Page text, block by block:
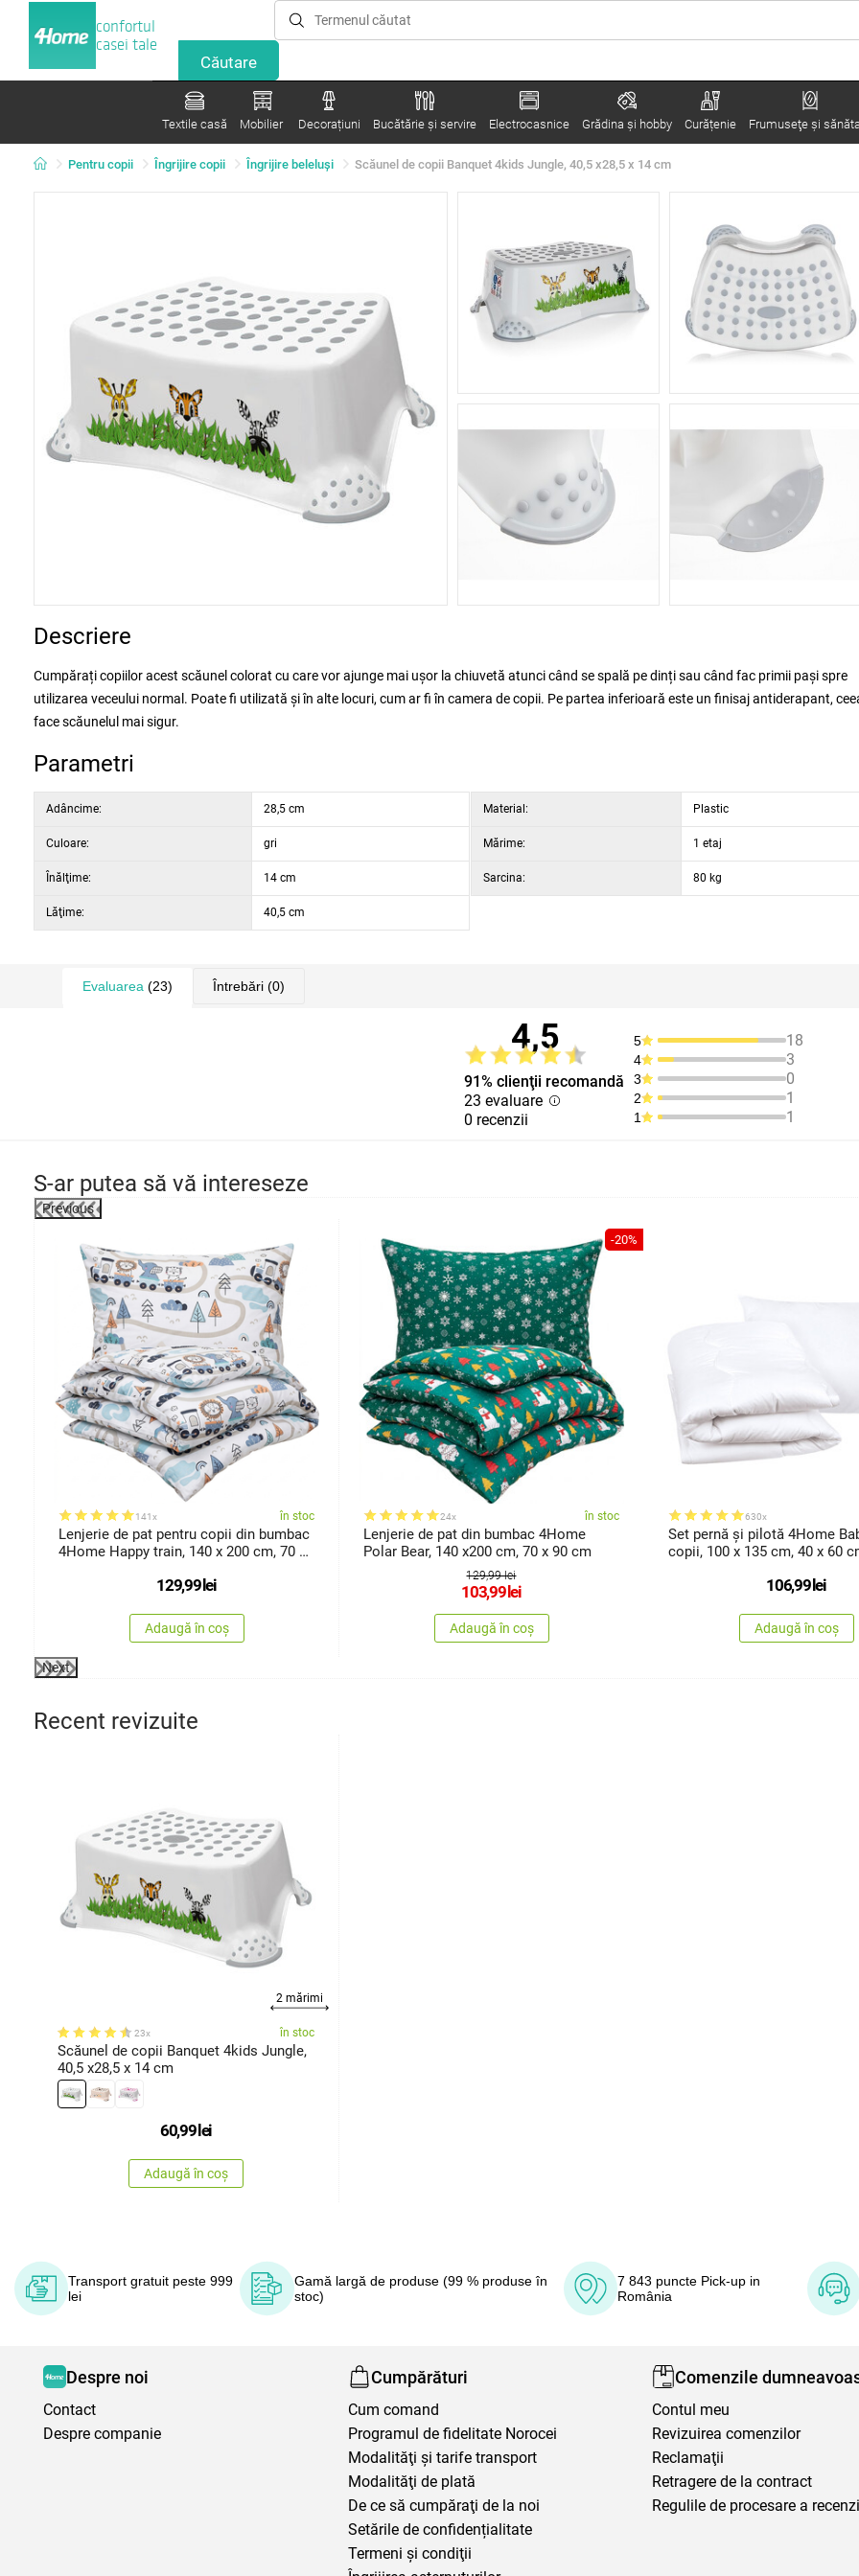
confortul
casei tale
Textile casă Mobilier Decorațiuni Bucătărie și servire Electrocasnice Grădina şi hobby Curățenie Frumuseţe şi
Pentru copii Îngrijire copii Îngrijire beleluși Scăunel de copii Banquet 4kids Jungle, 40,5 x28,5 x 14 cm
Descriere
Cumpărați copiilor acest scăunel colorat cu care vor ajunge mai ușor la chiuvetă atunci când se spală pe dinți sau când fac primii pași spre
utilizarea veceului normal. Poate fi utilizată și în alte locuri, cum ar fi în camera de copii. Pe partea inferioară este un finisaj antiderapant,
face scăunelul mai sigur.
Parametri
Adâncime: 28,5 cm
Culoare: gri
Înălţime: 14 cm
Lăţime: 40,5 cm
Material: Plastic
Mărime: 1 etaj
Sarcina: 80 kg
Evaluarea (23) Întrebări (0)
4,5
91% clienţii recomandă
23 evaluare
0 recenzii
5 18
4 3
3 0
2 1
1 1
S-ar putea să vă intereseze
Previous
141x în stoc
Lenjerie de pat pentru copii din bumbac
4Home Happy train, 140 x 200 cm, 70 x
129,99lei
Adaugă în coș
-20%
24x în stoc
Lenjerie de pat din bumbac 4Home
Polar Bear, 140 x200 cm, 70 x 90 cm
129,99 lei
103,99lei
Adaugă în coș
630x
Set pernă și pilotă 4Home
copii, 100 x 135 cm, 40 x 60
106,99lei
Adaugă în coș
Next
Recent revizuite
2 mărimi
23x în stoc
Scăunel de copii Banquet 4kids Jungle,
40,5 x28,5 x 14 cm
60,99lei
Adaugă în coș
Transport gratuit peste 999
lei
Gamă largă de produse (99 % produse în
stoc)
7 843 puncte Pick-up in
România
Despre noi
Contact
Despre companie
Cumpărături
Cum comand
Programul de fidelitate Norocei
Modalităţi şi tarife transport
Modalităţi de plată
De ce să cumpăraţi de la noi
Setările de confidențialitate
Termeni şi condiţii
Comenzile
Contul meu
Revizuirea comenzilor
Reclamaţii
Retragere de la contract
Regulile de procesare a